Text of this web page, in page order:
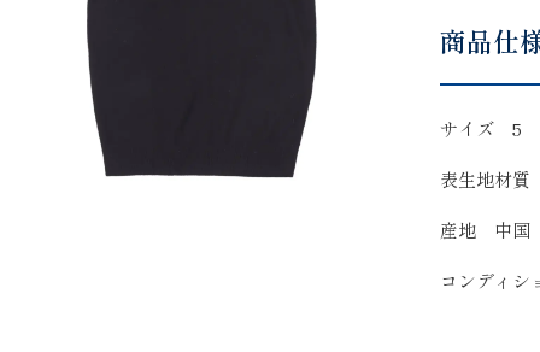
商品仕
サイズ 5
表生地材
産地 中国
コンディ